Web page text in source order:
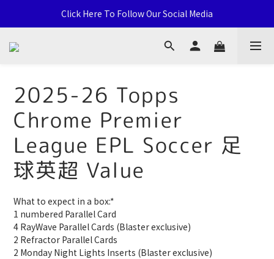
通用卡店 TCG & Sports Card 批發/零售 Distribution and Retail
Click Here To Follow Our Social Media
荃灣西樓角路138-168號 荃豐中心地下A59號舖
2025-26 Topps
Chrome Premier
League EPL Soccer 足
球英超 Value
What to expect in a box:*
1 numbered Parallel Card
4 RayWave Parallel Cards (Blaster exclusive)
2 Refractor Parallel Cards
2 Monday Night Lights Inserts (Blaster exclusive)